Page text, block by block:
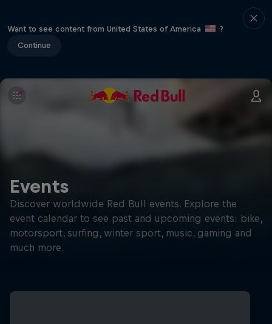
Want to see content from United States of America
?
Continue
Events
Discover worldwide Red Bull events. Explore the
event calendar to see past and upcoming events: bike,
motorsport, surfing, winter sport, music, gaming and
much more.